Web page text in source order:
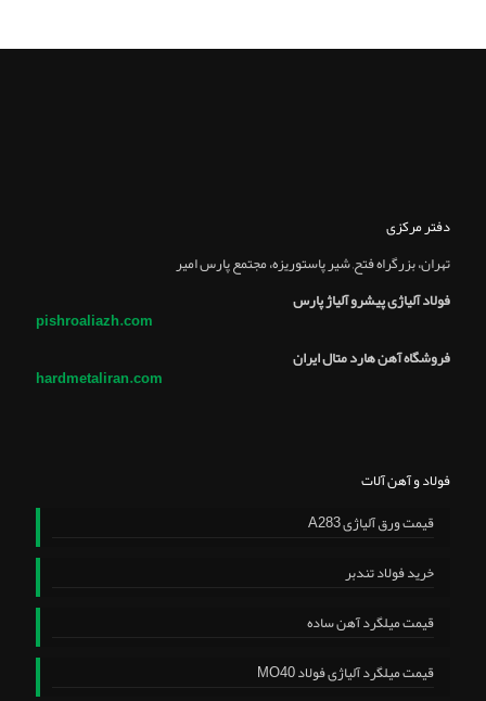
دفتر مرکزی
تهران، بزرگراه فتح, شير پاستوريزه، مجتمع پارس امير
فولاد آلیاژی پیشرو آلیاژ پارس
pishroaliazh.com
فروشگاه آهن هارد متال ایران
hardmetaliran.com
فولاد و آهن آلات
قیمت ورق آلیاژی A283
خرید فولاد تندبر
قیمت میلگرد آهن ساده
قیمت میلگرد آلیاژی فولاد MO40